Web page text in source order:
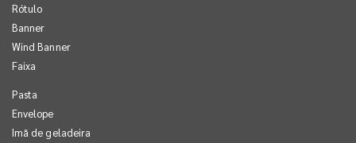
Rótulo
Banner
Wind Banner
Faixa
Pasta
Envelope
Imã de geladeira